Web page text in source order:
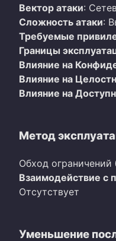
Вектор атаки:
Сложность атаки:
Требуемые
Границы
Влияние на
Влияние на
Влияние на
Метод
Обход ограничений
Взаимодействие с
Отсутствует
Уменьшение